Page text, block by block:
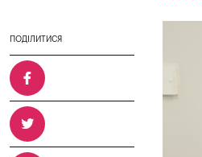
ПОДІЛИТИСЯ